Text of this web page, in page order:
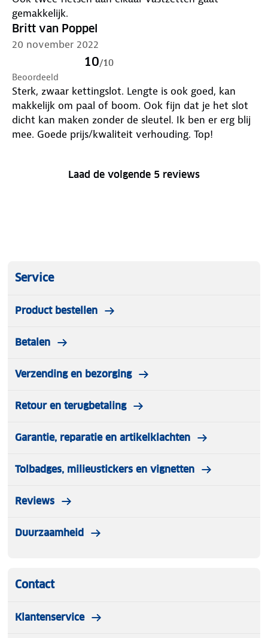
gemakkelijk.
Britt van Poppel
20 november 2022
10/10
Beoordeeld
Sterk, zwaar kettingslot. Lengte is ook goed, kan
makkelijk om paal of boom. Ook fijn dat je het slot
dicht kan maken zonder de sleutel. Ik ben er erg blij
mee. Goede prijs/kwaliteit verhouding. Top!
Laad de volgende 5 reviews
Service
Product bestellen
Betalen
Verzending en bezorging
Retour en terugbetaling
Garantie, reparatie en artikelklachten
Tolbadges, milieustickers en vignetten
Reviews
Duurzaamheid
Contact
Klantenservice